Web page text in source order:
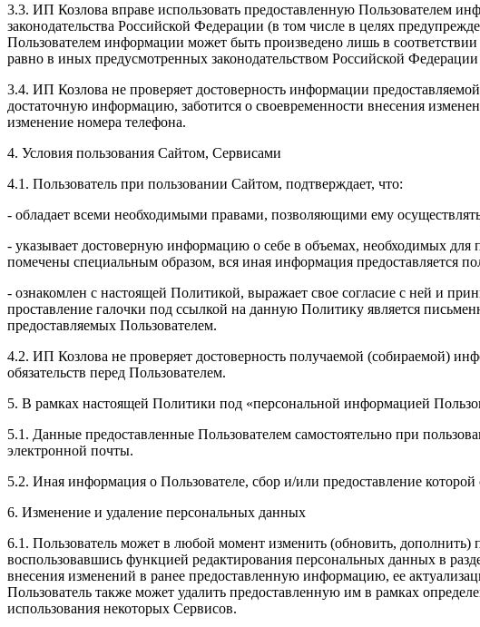
3.3. ИП Козлова вправе использовать предоставленную Пользователем
законодательства Российской Федерации (в том числе в целях
Пользователем информации может быть произведено лишь в
равно в иных предусмотренных законодательством Российской Федерации
3.4. ИП Козлова не проверяет достоверность информации
достаточную информацию, заботится о своевременности внесения
изменение номера телефона.
4. Условия пользования Сайтом, Сервисами
4.1. Пользователь при пользовании Сайтом, подтверждает, что:
- обладает всеми необходимыми правами, позволяющими ему
- указывает достоверную информацию о себе в объемах, необходимых для
помечены специальным образом, вся иная информация предоставляется
- ознакомлен с настоящей Политикой, выражает свое согласие с ней и
проставление галочки под ссылкой на данную Политику является
предоставляемых Пользователем.
4.2. ИП Козлова не проверяет достоверность получаемой (собираемой)
обязательств перед Пользователем.
5. В рамках настоящей Политики под «персональной информацией
5.1. Данные предоставленные Пользователем самостоятельно при
электронной почты.
5.2. Иная информация о Пользователе, сбор и/или предоставление
6. Изменение и удаление персональных данных
6.1. Пользователь может в любой момент изменить (обновить,
воспользовавшись функцией редактирования персональных данных в
внесения изменений в ранее предоставленную информацию, ее
Пользователь также может удалить предоставленную им в рамках
использования некоторых Сервисов.